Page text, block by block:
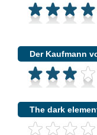
Der Kaufmann
The dark